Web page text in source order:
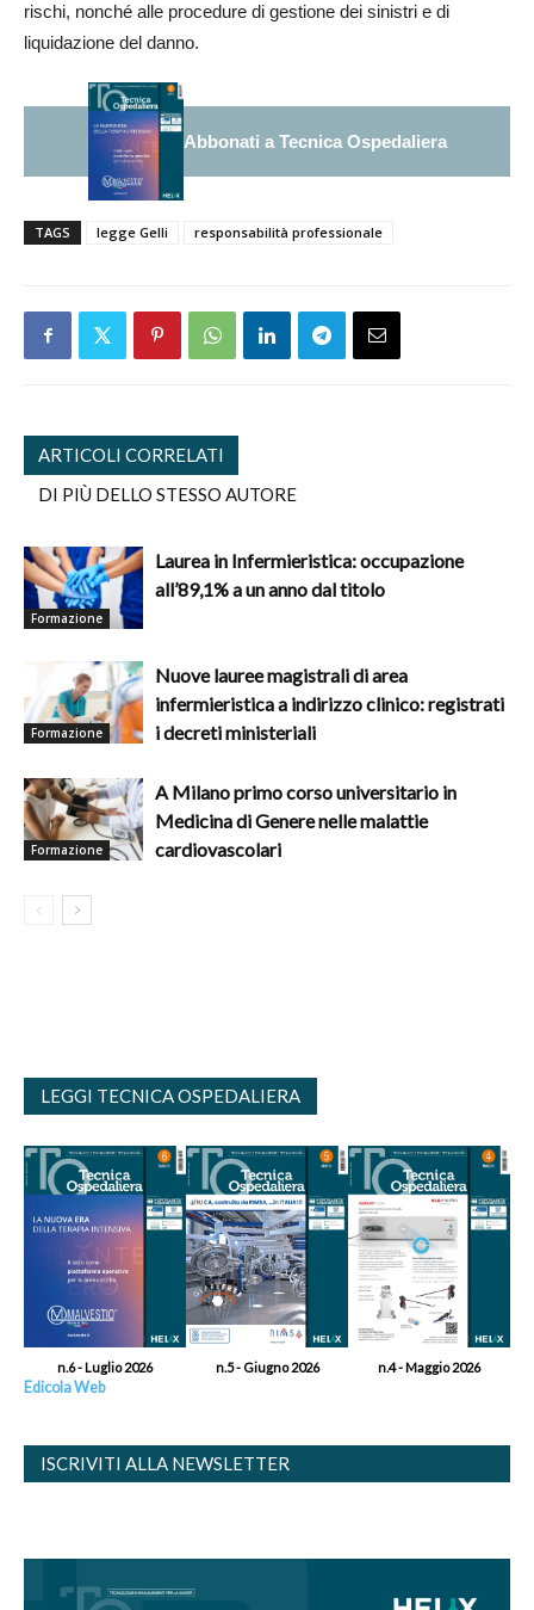
rischi, nonché alle procedure di gestione dei sinistri e di
liquidazione del danno.
Abbonati a Tecnica Ospedaliera
TAGS legge Gelli responsabilità professionale
ARTICOLI CORRELATI
DI PIÙ DELLO STESSO AUTORE
Formazione
Laurea in Infermieristica: occupazione
all’89,1% a un anno dal titolo
Formazione
Nuove lauree magistrali di area
infermieristica a indirizzo clinico: registrati
i decreti ministeriali
Formazione
A Milano primo corso universitario in
Medicina di Genere nelle malattie
cardiovascolari
LEGGI TECNICA OSPEDALIERA
n.6 - Luglio 2026 n.5 - Giugno 2026 n.4 - Maggio 2026
Edicola Web
ISCRIVITI ALLA NEWSLETTER